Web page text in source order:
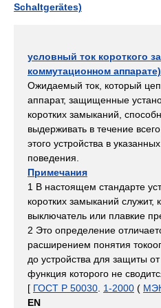
Schaltgerätes)
условный ток короткого
коммутационном аппарате)
Ожидаемый ток, который
аппарат, защищенные
коротких замыканий,
выдерживать в течение
этого устройства в
поведения.
Примечания
1 В настоящем стандарте
коротких замыканий служит,
выключатель или плавкие
2 Это определение
расширением понятия
до устройства для защиты
функция которого не
[ ГОСТ Р 50030 1-2000 (
EN